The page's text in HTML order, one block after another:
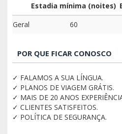
Estadia mínima (noites)
Geral
60
POR QUE FICAR CONOSCO
✓ FALAMOS A SUA LÍNGUA.
✓ PLANOS DE VIAGEM GRÁTIS.
✓ MAIS DE 20 ANOS
✓ CLIENTES SATISFEITOS.
✓ POLÍTICA DE SEGURANÇA.